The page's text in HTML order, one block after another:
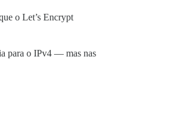
o Let’s Encrypt
para o IPv4 — mas nas